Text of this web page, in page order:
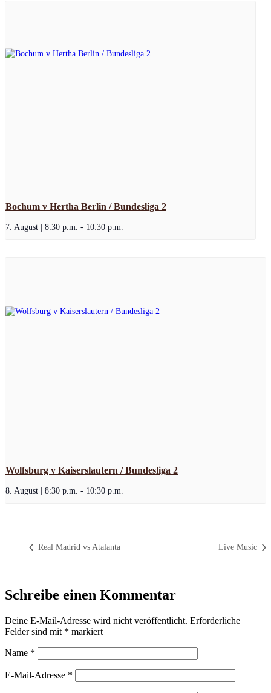
Bochum v Hertha Berlin / Bundesliga 2
7. August | 8:30 p.m. - 10:30 p.m.
Wolfsburg v Kaiserslautern / Bundesliga 2
8. August | 8:30 p.m. - 10:30 p.m.
Real Madrid vs Atalanta Live Music
Schreibe einen Kommentar
Deine E-Mail-Adresse wird nicht veröffentlicht. Erforderliche
Felder sind mit * markiert
Name *
E-Mail-Adresse *